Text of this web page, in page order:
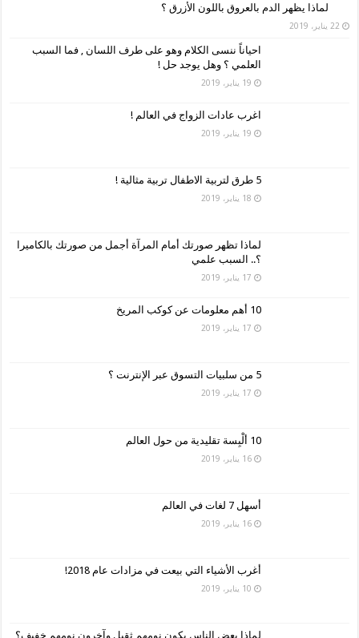
لماذا يظهر الدم بالعروق باللون الأزرق ؟
22 يناير، 2019
احياناً ننسى الكلام وهو على طرف اللسان , فما السبب
العلمي ؟ وهل يوجد حل !
19 يناير، 2019
اغرب عادات الزواج في العالم !
19 يناير، 2019
5 طرق لتربية الاطفال تربية مثالية !
18 يناير، 2019
لماذا تظهر صورتك أمام المرآة أجمل من صورتك بالكاميرا
؟.. السبب علمي
17 يناير، 2019
10 أهم معلومات عن كوكب المريخ
17 يناير، 2019
5 من سلبيات التسوق عبر الإنترنت ؟
17 يناير، 2019
10 ألْبِسة تقليدية من حول العالم
16 يناير، 2019
أسهل 7 لغات في العالم
16 يناير، 2019
أغرب الأشياء التي بيعت في مزادات عام 2018!
10 يناير، 2019
لماذا بعض الناس يكون نومهم ثقيل وآخرون نومهم خفيف؟